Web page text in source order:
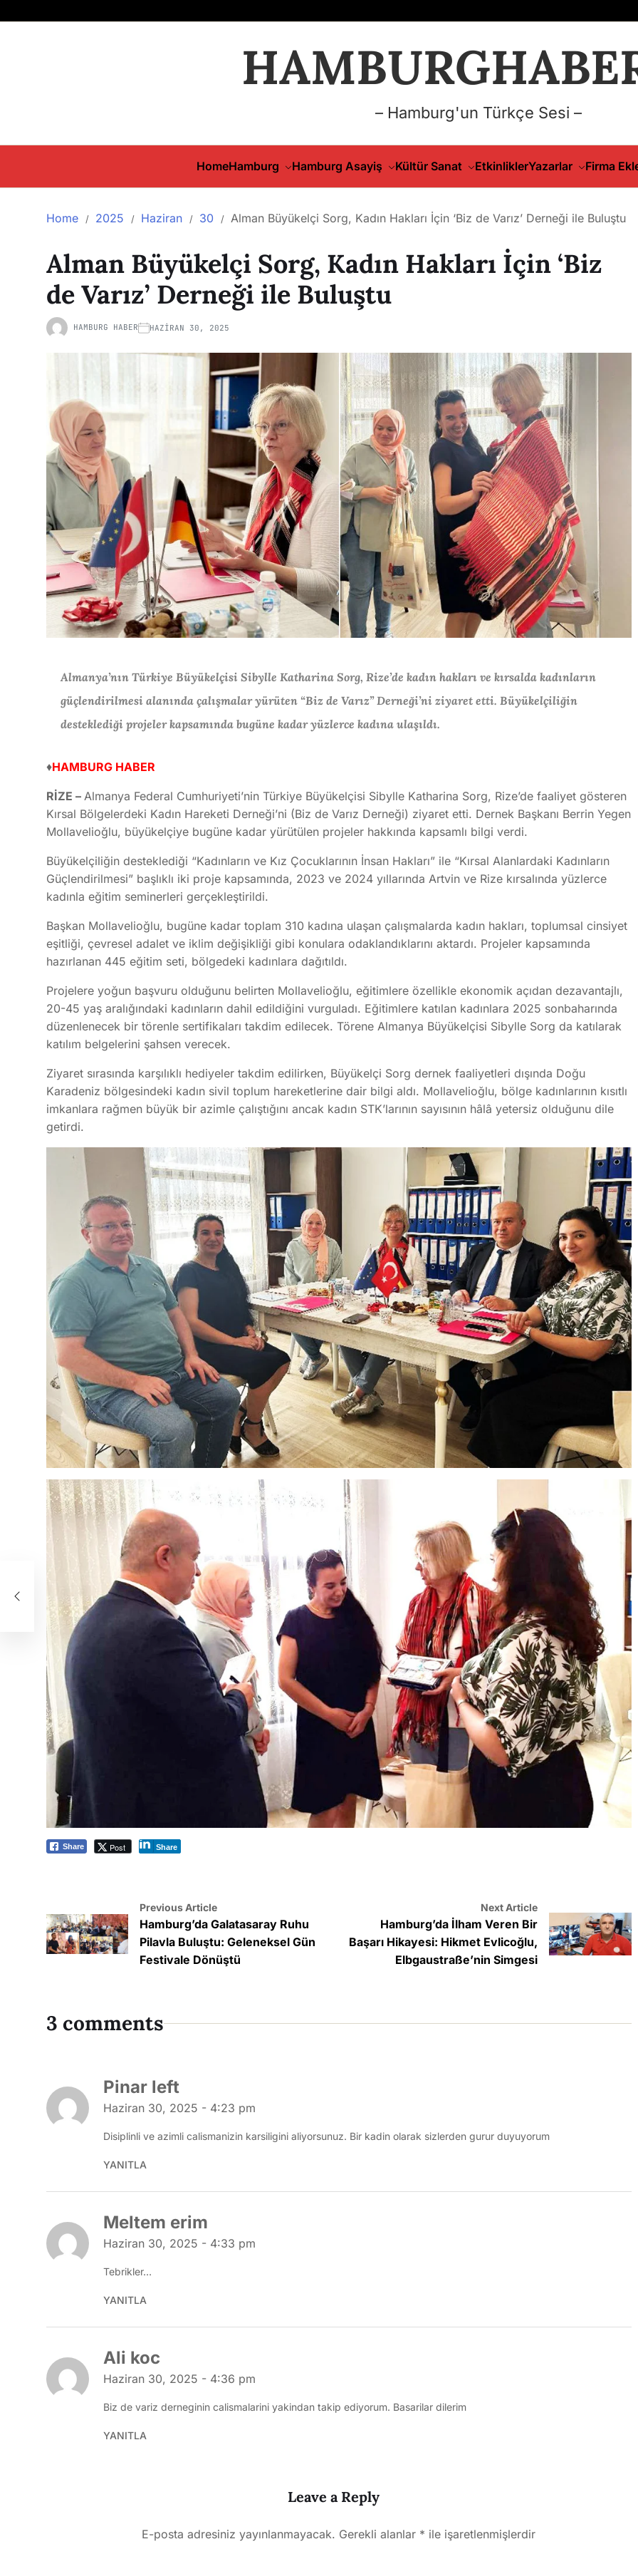
– Hamburg'un Türkçe Sesi –
HomeHamburg Hamburg Asayiş Kültür Sanat EtkinliklerYazarlar Firma
Home 2025 Haziran 30 Alman Büyükelçi Sorg, Kadın Hakları İçin ‘Biz de Varız’ Derneği ile Buluştu
Alman Büyükelçi Sorg, Kadın Hakları İçin ‘Biz
de Varız’ Derneği ile Buluştu
HAMBURG HABER HAZIRAN 30, 2025
Almanya’nın Türkiye Büyükelçisi Sibylle Katharina Sorg, Rize’de kadın hakları ve kırsalda kadınların
güçlendirilmesi alanında çalışmalar yürüten “Biz de Varız” Derneği’ni ziyaret etti. Büyükelçiliğin
desteklediği projeler kapsamında bugüne kadar yüzlerce kadına ulaşıldı.
♦HAMBURG HABER
RİZE – Almanya Federal Cumhuriyeti’nin Türkiye Büyükelçisi Sibylle Katharina Sorg, Rize’de faaliyet gösteren
Kırsal Bölgelerdeki Kadın Hareketi Derneği’ni (Biz de Varız Derneği) ziyaret etti. Dernek Başkanı Berrin Yegen
Mollavelioğlu, büyükelçiye bugüne kadar yürütülen projeler hakkında kapsamlı bilgi verdi.
Büyükelçiliğin desteklediği “Kadınların ve Kız Çocuklarının İnsan Hakları” ile “Kırsal Alanlardaki Kadınların
Güçlendirilmesi” başlıklı iki proje kapsamında, 2023 ve 2024 yıllarında Artvin ve Rize kırsalında yüzlerce
kadınla eğitim seminerleri gerçekleştirildi.
Başkan Mollavelioğlu, bugüne kadar toplam 310 kadına ulaşan çalışmalarda kadın hakları, toplumsal cinsiyet
eşitliği, çevresel adalet ve iklim değişikliği gibi konulara odaklandıklarını aktardı. Projeler kapsamında
hazırlanan 445 eğitim seti, bölgedeki kadınlara dağıtıldı.
Projelere yoğun başvuru olduğunu belirten Mollavelioğlu, eğitimlere özellikle ekonomik açıdan dezavantajlı,
20-45 yaş aralığındaki kadınların dahil edildiğini vurguladı. Eğitimlere katılan kadınlara 2025 sonbaharında
düzenlenecek bir törenle sertifikaları takdim edilecek. Törene Almanya Büyükelçisi Sibylle Sorg da katılarak
katılım belgelerini şahsen verecek.
Ziyaret sırasında karşılıklı hediyeler takdim edilirken, Büyükelçi Sorg dernek faaliyetleri dışında Doğu
Karadeniz bölgesindeki kadın sivil toplum hareketlerine dair bilgi aldı. Mollavelioğlu, bölge kadınlarının kısıtlı
imkanlara rağmen büyük bir azimle çalıştığını ancak kadın STK’larının sayısının hâlâ yetersiz olduğunu dile
getirdi.
Share Post Share
Previous Article
Hamburg’da Galatasaray Ruhu
Pilavla Buluştu: Geleneksel Gün
Festivale Dönüştü
Next Article
Hamburg’da İlham Veren Bir
Başarı Hikayesi: Hikmet Evlicoğlu,
Elbgaustraße’nin Simgesi
3 comments
Pinar left
Haziran 30, 2025 - 4:23 pm
Disiplinli ve azimli calismanizin karsiligini aliyorsunuz. Bir kadin olarak sizlerden gurur duyuyorum
YANITLA
Meltem erim
Haziran 30, 2025 - 4:33 pm
Tebrikler…
YANITLA
Ali koc
Haziran 30, 2025 - 4:36 pm
Biz de variz derneginin calismalarini yakindan takip ediyorum. Basarilar dilerim
YANITLA
Leave a Reply
E-posta adresiniz yayınlanmayacak. Gerekli alanlar * ile işaretlenmişlerdir